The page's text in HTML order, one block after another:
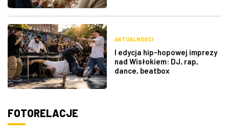
AKTUALNOŚCI
I edycja hip-hopowej imprezy
nad Wisłokiem: DJ, rap,
dance, beatbox
FOTORELACJE